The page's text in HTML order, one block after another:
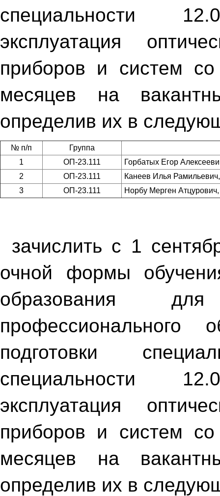
специальности
эксплуатация
приборов и систем
месяцев на
определив их в
№ п/п
Группа
1
ОП-23.111
Горбатых Егор
2
ОП-23.111
Канеев Илья
3
ОП-23.111 Норбу Мерген
зачислить с 1
очной формы
образования
профессионального
подготовки
специальности
эксплуатация
приборов и систем
месяцев на
определив их в